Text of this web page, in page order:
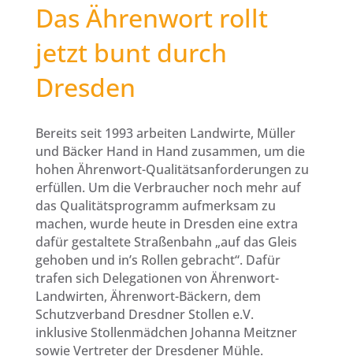
Das Ährenwort rollt
jetzt bunt durch
Dresden
Bereits seit 1993 arbeiten Landwirte, Müller
und Bäcker Hand in Hand zusammen, um die
hohen Ährenwort-Qualitätsanforderungen zu
erfüllen. Um die Verbraucher noch mehr auf
das Qualitätsprogramm aufmerksam zu
machen, wurde heute in Dresden eine extra
dafür gestaltete Straßenbahn „auf das Gleis
gehoben und in’s Rollen gebracht“. Dafür
trafen sich Delegationen von Ährenwort-
Landwirten, Ährenwort-Bäckern, dem
Schutzverband Dresdner Stollen e.V.
inklusive Stollenmädchen Johanna Meitzner
sowie Vertreter der Dresdener Mühle.